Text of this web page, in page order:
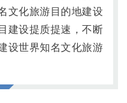
文化旅游目的地建设
建设提质提速，不断
设世界知名文化旅游